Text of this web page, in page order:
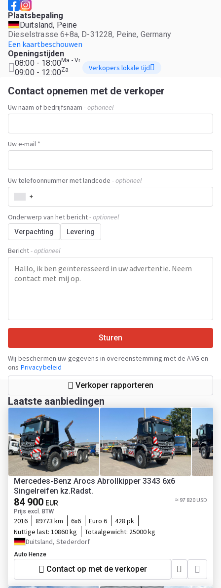
Plaatsbepaling
Duitsland, Peine
Dieselstrasse 6+8a, D-31228, Peine, Germany
Een kaartbeschouwen
Openingstijden
08:00 - 18:00Ma - Vr
09:00 - 12:00Za Verkopers lokale tijd
Contact opnemen met de verkoper
Uw naam of bedrijfsnaam - optioneel
Uw e-mail *
Uw telefoonnummer met landcode - optioneel
+
Onderwerp van het bericht- optioneel
Verpachting Levering
Bericht- optioneel
Sturen
Wij beschermen uw gegevens in overeenstemming met de AVG en
ons Privacybeleid
Verkoper rapporteren
Laatste aanbiedingen
Mercedes-Benz Arocs Abrollkipper 3343 6x6
Singelreifen kz.Radst.
84 900 EUR
Prijs excl. BTW
≈ 97 820 USD
2016 89773 km 6x6 Euro 6
428 pk
Nuttige last: 10860 kg Totaalgewicht: 25000 kg
Duitsland, Stederdorf
Auto Henze
Contact op met de verkoper